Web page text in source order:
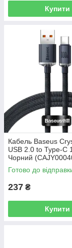
Купити
Кабель Baseus
USB 2.0 to Type-C
Чорний
Готово до
237 ₴
Купити